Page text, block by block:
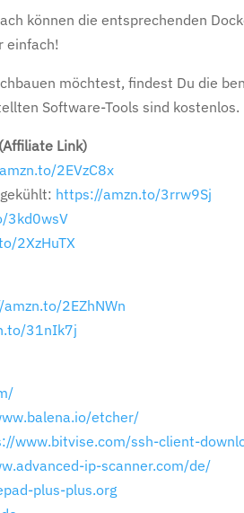
können die entsprechenden
einfach!
möchtest, findest Du die
Software-Tools sind kostenlos.
Link)
2EVzC8x
https://amzn.to/3rrw9Sj
3kd0wsV
2XzHuTX
2EZhNWn
31nIk7j
etcher/
www.bitvise.com/ssh-client-
ip-scanner.com/de/
plus-plus.org